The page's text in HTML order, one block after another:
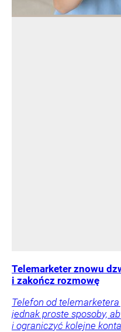
Telemarketer znowu
i zakończ rozmowę
Telefon od
jednak proste sposoby,
i ograniczyć kolejne